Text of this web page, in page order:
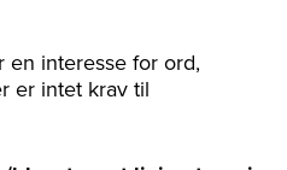
en interesse for ord,
er intet krav til